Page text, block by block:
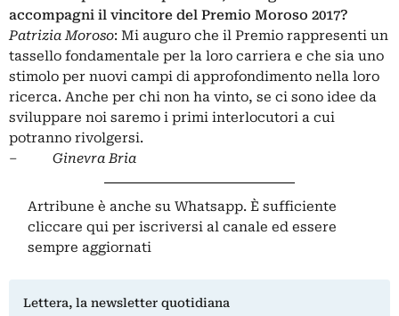
accompagni il vincitore del Premio Moroso 2017?
Patrizia Moroso: Mi auguro che il Premio rappresenti un
tassello fondamentale per la loro carriera e che sia uno
stimolo per nuovi campi di approfondimento nella loro
ricerca. Anche per chi non ha vinto, se ci sono idee da
sviluppare noi saremo i primi interlocutori a cui
potranno rivolgersi.
– Ginevra Bria
Artribune è anche su Whatsapp. È sufficiente
cliccare qui per iscriversi al canale ed essere
sempre aggiornati
Lettera, la newsletter quotidiana